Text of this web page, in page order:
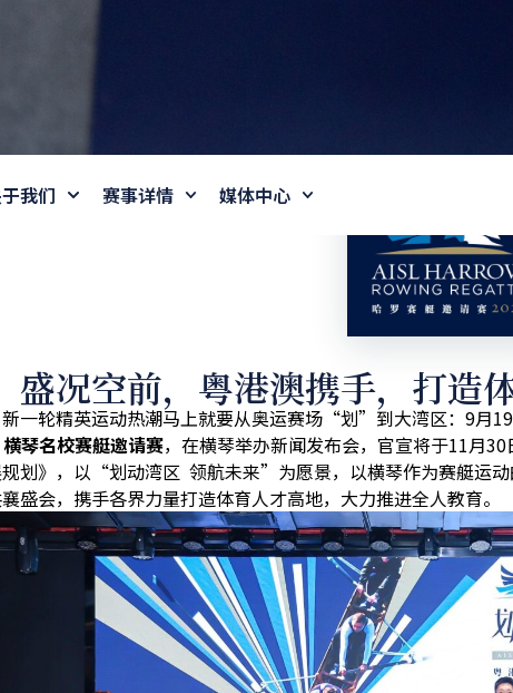
我们 赛事详情 媒体中心
盛况空前，粤港澳携手，打造
一轮精英运动热潮马上就要从奥运赛场 “划” 到大湾区： 9月19
横琴名校赛艇邀请赛，在横琴举办新闻发布会，官宣将于11月30
划》，以 “划动湾区 领航未来” 为愿景，以横琴作为赛艇运
盛会，携手各界力量打造体育人才高地，大力推进全人教育。